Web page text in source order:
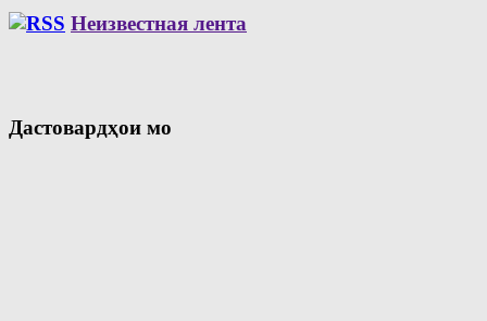
Неизвестная лента
Дастовардҳои мо